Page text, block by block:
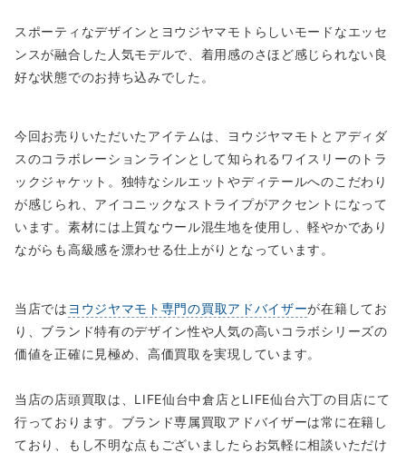
スポーティなデザインとヨウジヤマモトらしいモードなエッセ
ンスが融合した人気モデルで、着用感のさほど感じられない良
好な状態でのお持ち込みでした。
今回お売りいただいたアイテムは、ヨウジヤマモトとアディダ
スのコラボレーションラインとして知られるワイスリーのトラ
ックジャケット。独特なシルエットやディテールへのこだわり
が感じられ、アイコニックなストライプがアクセントになって
います。素材には上質なウール混生地を使用し、軽やかであり
ながらも高級感を漂わせる仕上がりとなっています。
当店では ヨウジヤマモト専門の買取アドバイザーが在籍してお
り、ブランド特有のデザイン性や人気の高いコラボシリーズの
価値を正確に見極め、高価買取を実現しています。
当店の店頭買取は、LIFE仙台中倉店とLIFE仙台六丁の目店にて
行っております。ブランド専属買取アドバイザーは常に在籍し
ており、もし不明な点もございましたらお気軽に相談いただけ